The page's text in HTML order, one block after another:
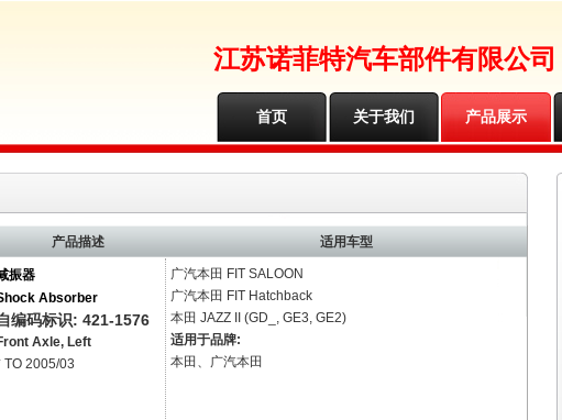
江苏诺菲特汽车部件有限公司
首页 关于我们 产品展示
产品描述
适用车型
振器
Absorber
编码标识: 421-1576
Axle, Left
TO 2005/03
广汽本田 FIT SALOON
广汽本田 FIT Hatchback
本田 JAZZ II (GD_, GE3, GE2)
适用于品牌:
本田、广汽本田